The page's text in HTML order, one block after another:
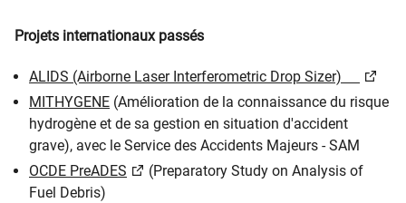
Projets internationaux passés
ALIDS (Airborne Laser Interferometric Drop Sizer)
MITHYGENE (Amélioration de la connaissance du risque
hydrogène et de sa gestion en situation d'accident
grave), avec le Service des Accidents Majeurs - SAM
OCDE PreADES
(Preparatory Study on Analysis of
Fuel Debris)